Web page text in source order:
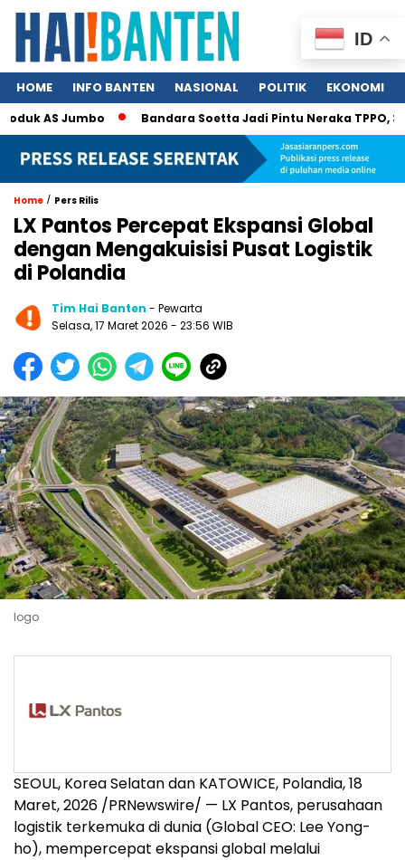
HOME INFO BANTEN NASIONAL POLITIK EKONOMI
AS Jumbo Bandara Soetta Jadi Pintu Neraka TPPO, 340
Home / Pers Rilis
LX Pantos Percepat Ekspansi Global
dengan Mengakuisisi Pusat Logistik
di Polandia
Tim Hai Banten - Pewarta
Selasa, 17 Maret 2026 - 23:56 WIB
logo
SEOUL, Korea Selatan dan KATOWICE, Polandia,18
Maret, 2026 /PRNewswire/ — LX Pantos, perusahaan
logistik terkemuka di dunia (Global CEO: Lee Yong-
ho), mempercepat ekspansi global melalui
ID